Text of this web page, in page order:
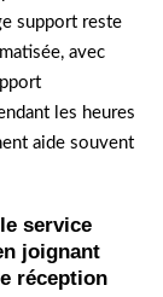
support reste
avec
les heures
aide souvent
service
joignant
réception